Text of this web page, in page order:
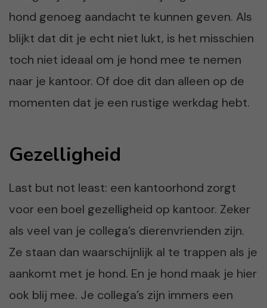
hond genoeg aandacht te kunnen geven. Als
blijkt dat dit je echt niet lukt, is het misschien
toch niet ideaal om je hond mee te nemen
naar je kantoor. Of doe dit dan alleen op de
momenten dat je een rustige werkdag hebt.
Gezelligheid
Last but not least: een kantoorhond zorgt
voor een boel gezelligheid op kantoor. Zeker
als veel van je collega’s dierenvrienden zijn.
Ze staan dan waarschijnlijk al te trappen als je
aankomt met je hond. En je hond maak je hier
ook blij mee. Je collega’s zijn immers een